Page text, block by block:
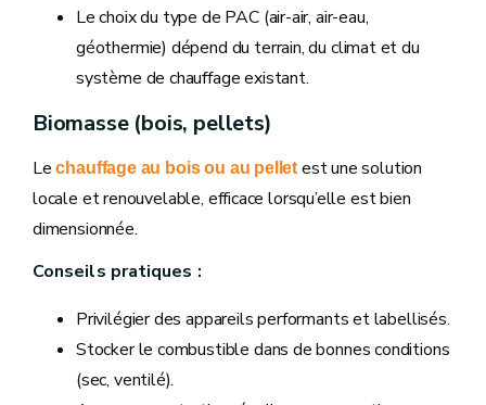
Le choix du type de PAC (air-air, air-eau,
géothermie) dépend du terrain, du climat et du
système de chauffage existant.
Biomasse (bois, pellets)
Lechauffage au bois ou au pelletest une solution
locale et renouvelable, efficace lorsqu’elle est bien
dimensionnée.
Conseils pratiques :
Privilégier des appareils performants et labellisés.
Stocker le combustible dans de bonnes conditions
(sec, ventilé).